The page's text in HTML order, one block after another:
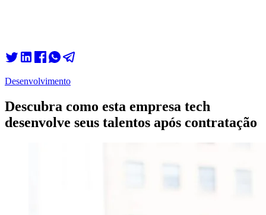
Desenvolvimento
Descubra como esta empresa tech
desenvolve seus talentos após contratação